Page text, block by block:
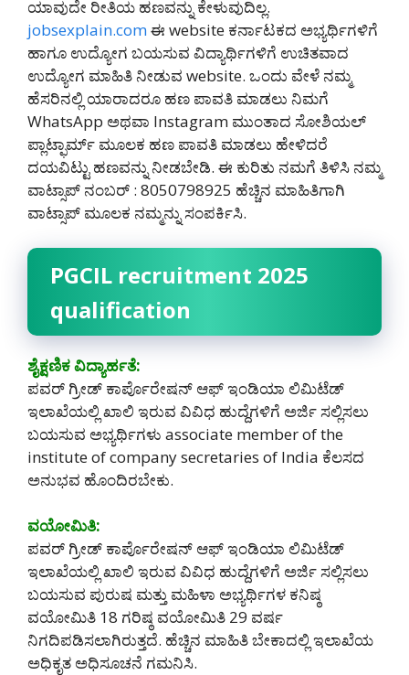
ಯಾವುದೇ ರೀತಿಯ ಹಣವನ್ನು ಕೇಳುವುದಿಲ್ಲ.
jobsexplain.comಈ website ಕರ್ನಾಟಕದ ಅಭ್ಯರ್ಥಿಗಳಿಗೆ
ಹಾಗೂ ಉದ್ಯೋಗ ಬಯಸುವ ವಿದ್ಯಾರ್ಥಿಗಳಿಗೆ ಉಚಿತವಾದ
ಉದ್ಯೋಗ ಮಾಹಿತಿ ನೀಡುವ website. ಒಂದು ವೇಳೆ ನಮ್ಮ
ಹೆಸರಿನಲ್ಲಿ ಯಾರಾದರೂ ಹಣ ಪಾವತಿ ಮಾಡಲು ನಿಮಗೆ
WhatsApp ಅಥವಾ Instagram ಮುಂತಾದ ಸೋಶಿಯಲ್
ಪ್ಲಾಟ್ಫಾರ್ಮ್ ಮೂಲಕ ಹಣ ಪಾವತಿ ಮಾಡಲು ಹೇಳಿದರೆ
ದಯವಿಟ್ಟು ಹಣವನ್ನು ನೀಡಬೇಡಿ‌. ಈ ಕುರಿತು ನಮಗೆ ತಿಳಿಸಿ ನಮ್ಮ
ವಾಟ್ಸಾಪ್ ನಂಬರ್ : 8050798925 ಹೆಚ್ಚಿನ ಮಾಹಿತಿಗಾಗಿ
ವಾಟ್ಸಾಪ್ ಮೂಲಕ ನಮ್ಮನ್ನು ಸಂಪರ್ಕಿಸಿ.
PGCIL recruitment 2025
qualification
ಶೈಕ್ಷಣಿಕ ವಿದ್ಯಾರ್ಹತೆ:
ಪವರ್ ಗ್ರೀಡ್ ಕಾರ್ಪೊರೇಷನ್ ಆಫ್ ಇಂಡಿಯಾ ಲಿಮಿಟೆಡ್
ಇಲಾಖೆಯಲ್ಲಿ ಖಾಲಿ ಇರುವ ವಿವಿಧ ಹುದ್ದೆಗಳಿಗೆ ಅರ್ಜಿ ಸಲ್ಲಿಸಲು
ಬಯಸುವ ಅಭ್ಯರ್ಥಿಗಳು associate member of the
institute of company secretaries of India ಕೆಲಸದ
ಅನುಭವ ಹೊಂದಿರಬೇಕು.
ವಯೋಮಿತಿ:
ಪವರ್ ಗ್ರೀಡ್ ಕಾರ್ಪೊರೇಷನ್ ಆಫ್ ಇಂಡಿಯಾ ಲಿಮಿಟೆಡ್
ಇಲಾಖೆಯಲ್ಲಿ ಖಾಲಿ ಇರುವ ವಿವಿಧ ಹುದ್ದೆಗಳಿಗೆ ಅರ್ಜಿ ಸಲ್ಲಿಸಲು
ಬಯಸುವ ಪುರುಷ ಮತ್ತು ಮಹಿಳಾ ಅಭ್ಯರ್ಥಿಗಳ ಕನಿಷ್ಠ
ವಯೋಮಿತಿ 18 ಗರಿಷ್ಠ ವಯೋಮಿತಿ 29 ವರ್ಷ
ನಿಗದಿಪಡಿಸಲಾಗಿರುತ್ತದೆ. ಹೆಚ್ಚಿನ ಮಾಹಿತಿ ಬೇಕಾದಲ್ಲಿ ಇಲಾಖೆಯ
ಅಧಿಕೃತ ಅಧಿಸೂಚನೆ ಗಮನಿಸಿ.